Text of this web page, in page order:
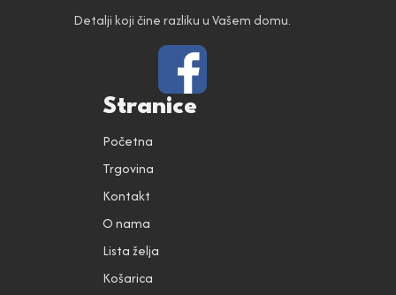
Detalji koji čine razliku u Vašem domu.
Stranice
Početna
Trgovina
Kontakt
O nama
Lista želja
Košarica